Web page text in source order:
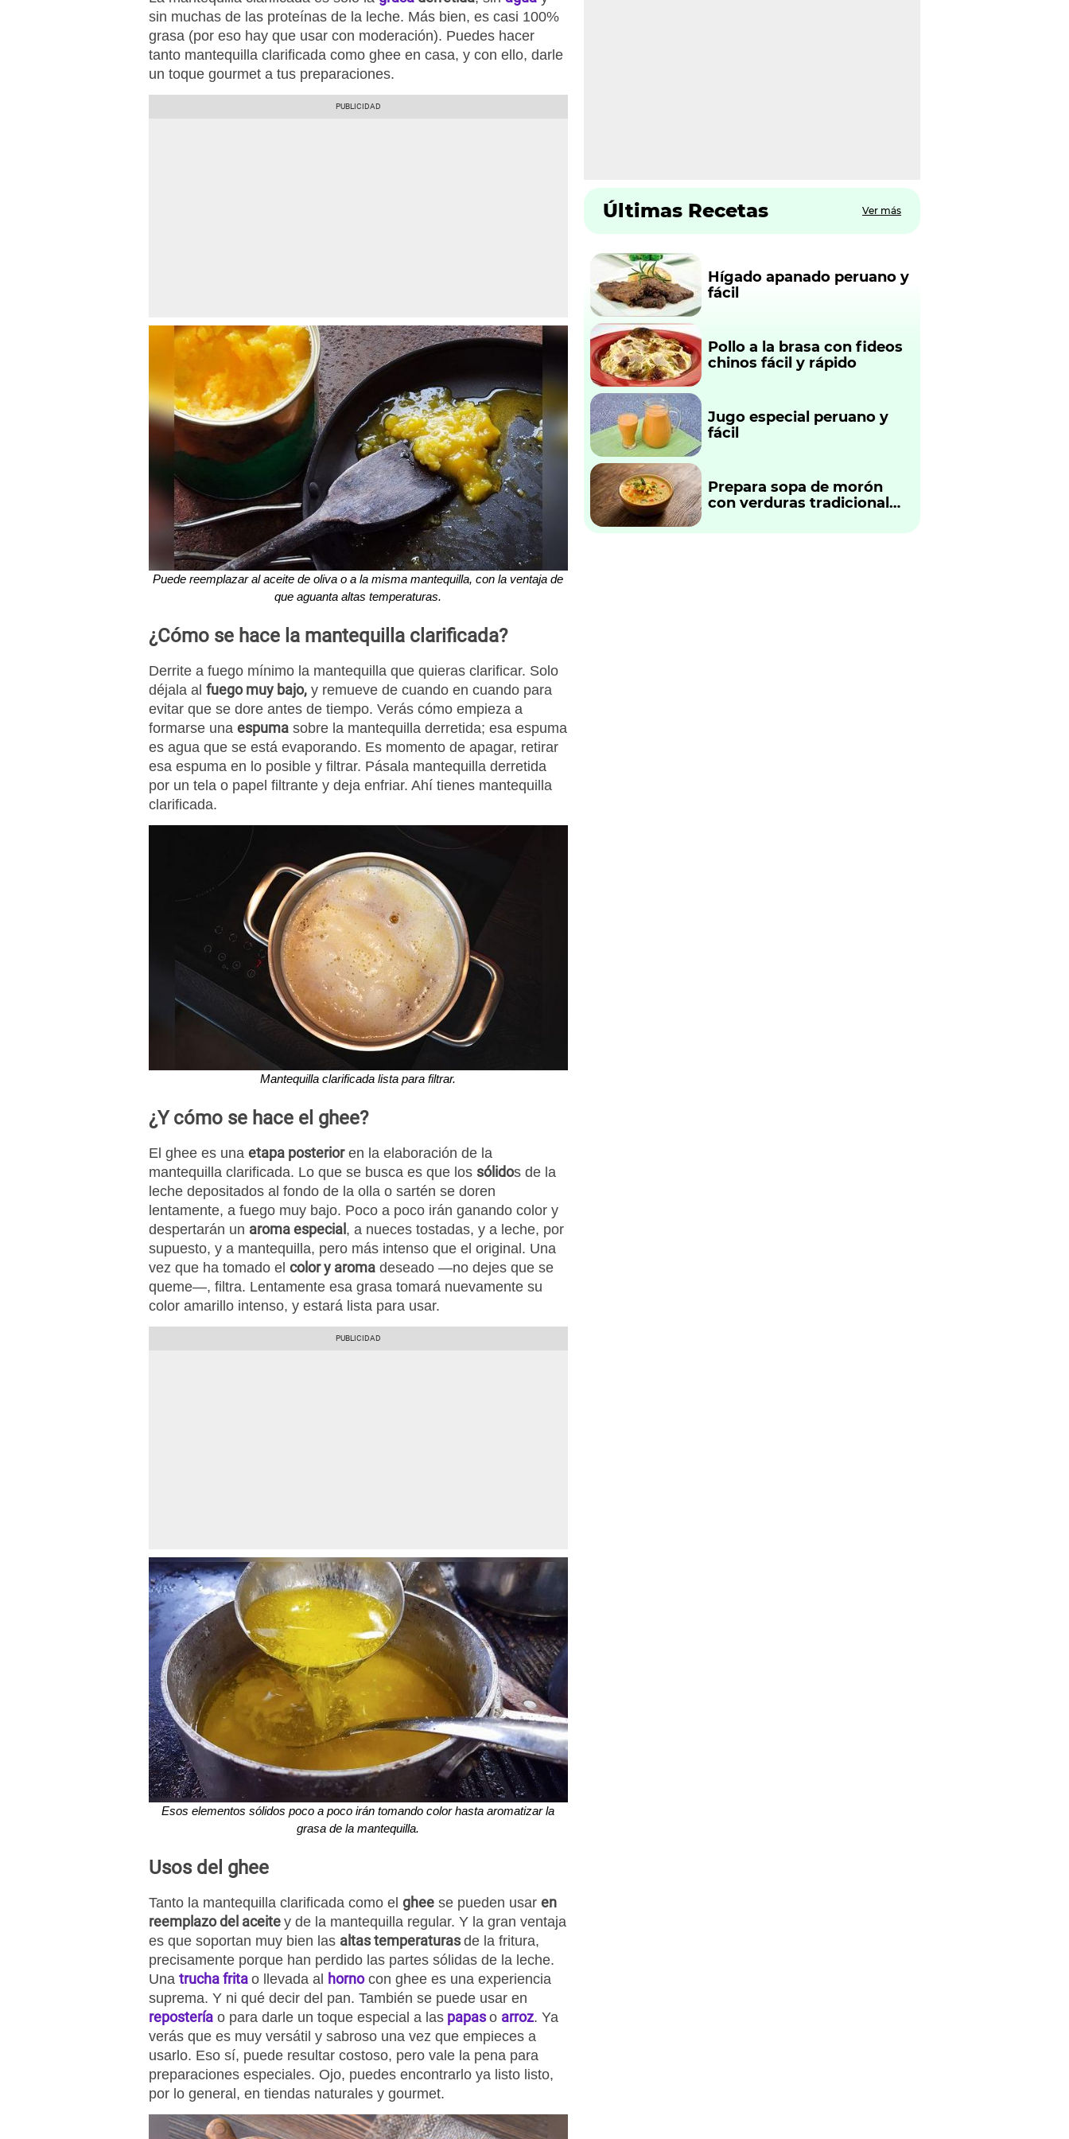
sin muchas de las proteínas de la leche. Más bien, es casi 100%
grasa (por eso hay que usar con moderación). Puedes hacer
tanto mantequilla clarificada como ghee en casa, y con ello, darle
un toque gourmet a tus preparaciones.
Puede reemplazar al aceite de oliva o a la misma mantequilla, con la ventaja de
que aguanta altas temperaturas.
¿Cómo se hace la mantequilla clarificada?
Derrite a fuego mínimo la mantequilla que quieras clarificar. Solo
déjala al fuego muy bajo, y remueve de cuando en cuando para
evitar que se dore antes de tiempo. Verás cómo empieza a
formarse una espuma sobre la mantequilla derretida; esa espuma
es agua que se está evaporando. Es momento de apagar, retirar
esa espuma en lo posible y filtrar. Pásala mantequilla derretida
por un tela o papel filtrante y deja enfriar. Ahí tienes mantequilla
clarificada.
Mantequilla clarificada lista para filtrar.
¿Y cómo se hace el ghee?
El ghee es una etapa posterioren la elaboración de la
mantequilla clarificada. Lo que se busca es que los sólidos de la
leche depositados al fondo de la olla o sartén se doren
lentamente, a fuego muy bajo. Poco a poco irán ganando color y
despertarán un aroma especial, a nueces tostadas, y a leche, por
supuesto, y a mantequilla, pero más intenso que el original. Una
vez que ha tomado el color y aroma deseado —no dejes que se
queme—, filtra. Lentamente esa grasa tomará nuevamente su
color amarillo intenso, y estará lista para usar.
Esos elementos sólidos poco a poco irán tomando color hasta aromatizar la
grasa de la mantequilla.
Usos del ghee
Tanto la mantequilla clarificada como el ghee se pueden usar en
reemplazo del aceite y de la mantequilla regular. Y la gran ventaja
es que soportan muy bien las altas temperaturas de la fritura,
precisamente porque han perdido las partes sólidas de la leche.
Una trucha frita o llevada al hornocon ghee es una experiencia
suprema. Y ni qué decir del pan. También se puede usar en
repostería o para darle un toque especial a las papas o arroz. Ya
verás que es muy versátil y sabroso una vez que empieces a
usarlo. Eso sí, puede resultar costoso, pero vale la pena para
preparaciones especiales. Ojo, puedes encontrarlo ya listo listo,
por lo general, en tiendas naturales y gourmet.
Últimas Recetas Ver más
Hígado apanado peruano y
fácil
Pollo a la brasa con fideos
chinos fácil y rápido
Jugo especial peruano y
fácil
Prepara sopa de morón
con verduras tradicional